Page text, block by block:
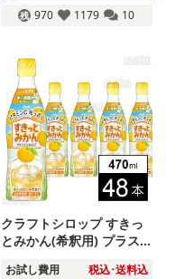
970 1179 10
クラフトシロップ すきっ
とみかん(希釈用) プラス
お試し費用 税込･送料込